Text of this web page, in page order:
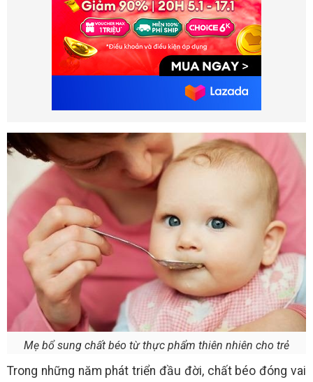
Mẹ bổ sung chất béo từ thực phẩm thiên nhiên cho trẻ
Trong những năm phát triển đầu đời, chất béo đóng vai